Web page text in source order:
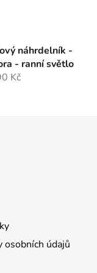
náhrdelník -
- ranní světlo
Kč
osobních údajů